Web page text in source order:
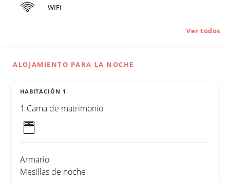
WIFI
Ver todos
ALOJAMIENTO PARA LA NOCHE
HABITACIÓN 1
1 Cama de matrimonio
Armario
Mesillas de noche